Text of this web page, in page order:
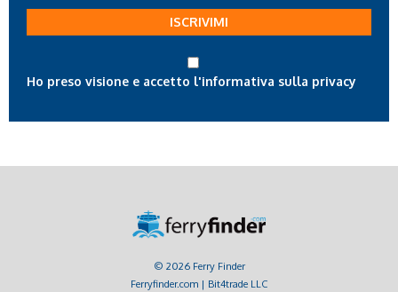
tua
ISCRIVIMI
Ho preso visione e accetto l'informativa sulla privacy
© 2026 Ferry Finder
Ferryfinder.com | Bit4trade LLC